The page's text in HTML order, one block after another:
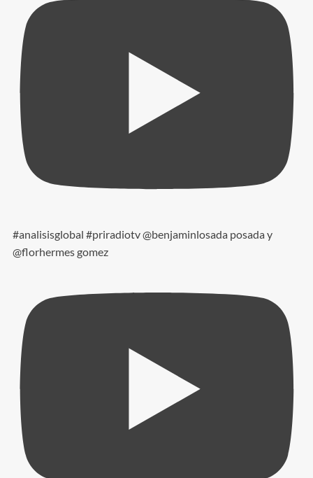
#analisisglobal #priradiotv @benjaminlosada posada y
@florhermes gomez